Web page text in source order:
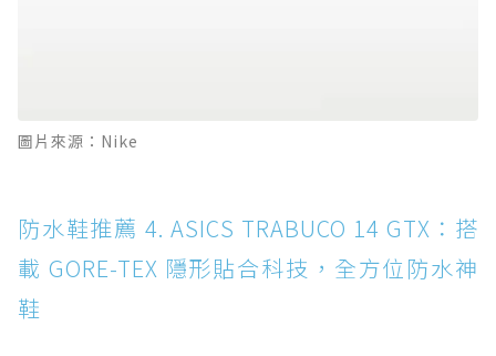
圖片來源：Nike
防水鞋推薦 4. ASICS TRABUCO 14 GTX：搭
載 GORE-TEX 隱形貼合科技，全方位防水神
鞋